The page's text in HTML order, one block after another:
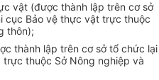
vật (được thành lập trên cơ sở
cục Bảo vệ thực vật trực thuộc
thôn);
thành lập trên cơ sở tổ chức lại
trực thuộc Sở Nông nghiệp và